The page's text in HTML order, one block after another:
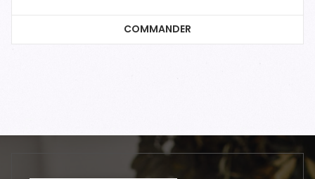
COMMANDER